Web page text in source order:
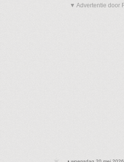
▼ Advertentie door